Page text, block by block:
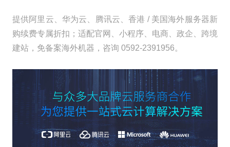
提供阿里云、华为云、腾讯云、香港 / 美国海外服务器新
购续费专属折扣；适配官网、小程序、电商、政企、跨境
建站，免备案海外机器，咨询 0592-2391956。